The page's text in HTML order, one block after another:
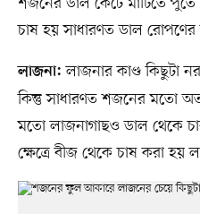
চাষ হয় সাধারণত ডাল রোপণের
লাজনা: লাজনার কাণ্ড কিছুটা
কিন্তু সাধারণত শজনের মতো
মতো লাজনাগাছও ডাল থেকে
ক্ষেত্রে বীজ থেকে চাষ করা হয়